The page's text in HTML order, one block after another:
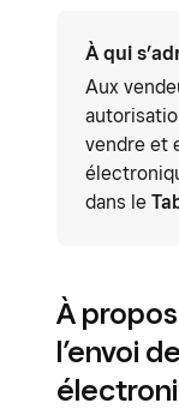
À qui
Aux
vendre et
dans le
À
l’envoi